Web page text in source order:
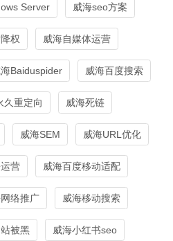
Server 威海seo方案
权 威海自媒体运营
海Baiduspider 威海百度搜索
久重定向 威海死链
威海SEM 威海URL优化
营 威海百度移动适配
络推广 威海移动搜索
被黑 威海小红书seo